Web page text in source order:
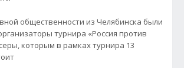
общественности из Челябинска были
турнира «Россия против
которым в рамках турнира 13